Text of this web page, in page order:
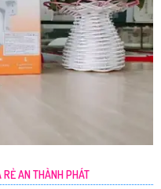
AN THÀNH PHÁT